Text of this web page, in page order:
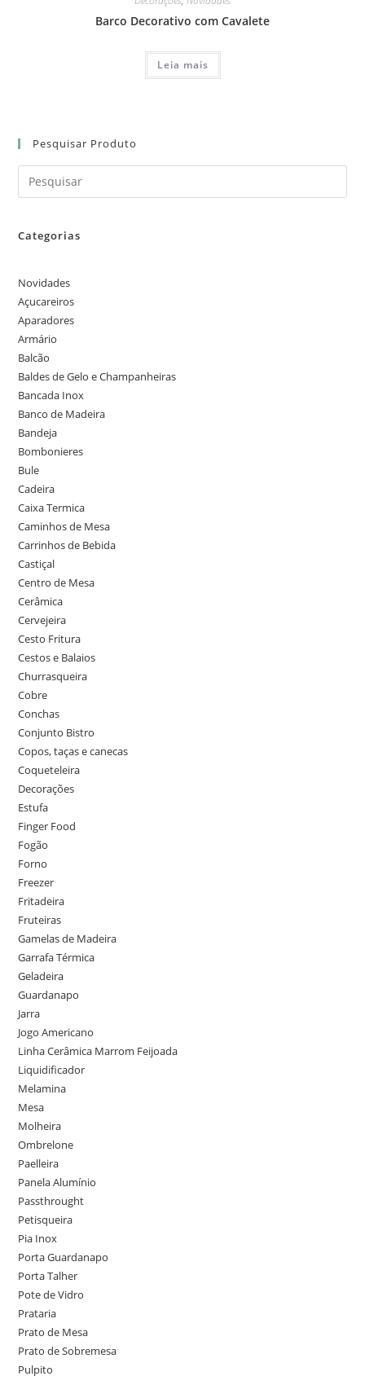
Barco Decorativo com Cavalete
Leia mais
Pesquisar Produto
Categorias
Novidades
Açucareiros
Aparadores
Armário
Balcão
Baldes de Gelo e Champanheiras
Bancada Inox
Banco de Madeira
Bandeja
Bombonieres
Bule
Cadeira
Caixa Termica
Caminhos de Mesa
Carrinhos de Bebida
Castiçal
Centro de Mesa
Cerâmica
Cervejeira
Cesto Fritura
Cestos e Balaios
Churrasqueira
Cobre
Conchas
Conjunto Bistro
Copos, taças e canecas
Coqueteleira
Decorações
Estufa
Finger Food
Fogão
Forno
Freezer
Fritadeira
Fruteiras
Gamelas de Madeira
Garrafa Térmica
Geladeira
Guardanapo
Jarra
Jogo Americano
Linha Cerâmica Marrom Feijoada
Liquidificador
Melamina
Mesa
Molheira
Ombrelone
Paelleira
Panela Alumínio
Passthrought
Petisqueira
Pia Inox
Porta Guardanapo
Porta Talher
Pote de Vidro
Prataria
Prato de Mesa
Prato de Sobremesa
Pulpito